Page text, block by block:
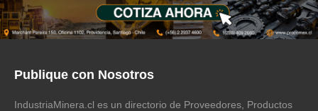
Publique con Nosotros
IndustriaMinera.cl es un directorio de Proveedores, Productos